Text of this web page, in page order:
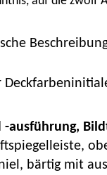
ausführung,
bärtig mit